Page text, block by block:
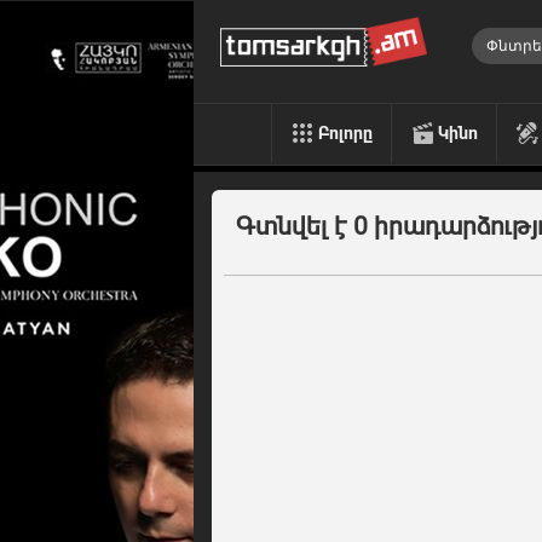
Բոլորը Կինո
Գտնվել է 0